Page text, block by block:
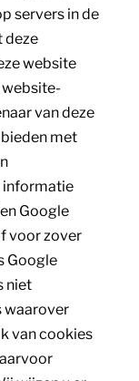
servers in de
deze
website
van deze
met
informatie
Google
voor zover
Google
niet
waarover
van cookies